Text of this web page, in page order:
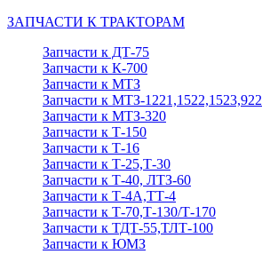
ЗАПЧАСТИ К ТРАКТОРАМ
Запчасти к ДТ-75
Запчасти к К-700
Запчасти к МТЗ
Запчасти к МТЗ-1221,1522,1523,922
Запчасти к МТЗ-320
Запчасти к Т-150
Запчасти к Т-16
Запчасти к Т-25,Т-30
Запчасти к Т-40, ЛТЗ-60
Запчасти к Т-4А,ТТ-4
Запчасти к Т-70,Т-130/Т-170
Запчасти к ТДТ-55,ТЛТ-100
Запчасти к ЮМЗ